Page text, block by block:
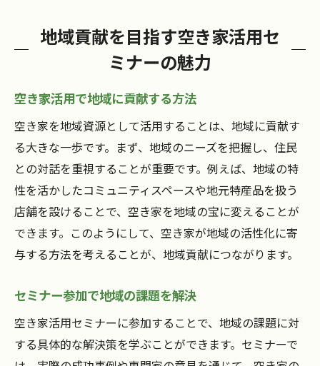
地域貢献を目指す空き家活用セ
ミナーの魅力
空き家活用で地域に貢献する方法
空き家を地域資源として活用することは、地域に貢献す
る大きな一歩です。まず、地域のニーズを把握し、住民
との対話を重視することが重要です。例えば、地域の特
性を活かしたコミュニティスペースや地元特産品を扱う
店舗を設けることで、空き家を地域の宝に変えることが
できます。このようにして、空き家が地域の活性化に寄
与する方法を考えることが、地域貢献につながります。
セミナー参加で地域の課題を解決
空き家活用セミナーに参加することで、地域の課題に対
する具体的な解決策を学ぶことができます。セミナーで